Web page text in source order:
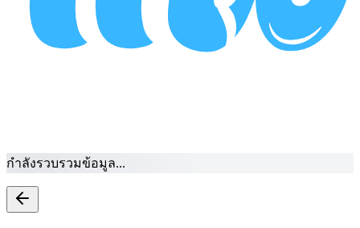
กำลังรวบรวมข้อมูล...